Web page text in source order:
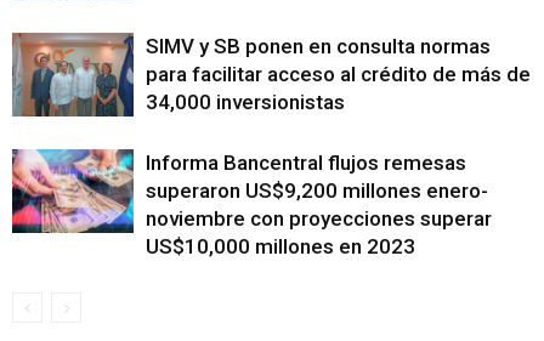
SIMV y SB ponen en consulta normas
para facilitar acceso al crédito de más de
34,000 inversionistas
Informa Bancentral flujos remesas
superaron US$9,200 millones enero-
noviembre con proyecciones superar
US$10,000 millones en 2023